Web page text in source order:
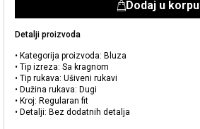
Dodaj u korpu
Detalji proizvoda
• Kategorija proizvoda: Bluza
• Tip izreza: Sa kragnom
• Tip rukava: Ušiveni rukavi
• Dužina rukava: Dugi
• Kroj: Regularan fit
• Detalji: Bez dodatnih detaljaNaše prodavnice
Dodato u korpu